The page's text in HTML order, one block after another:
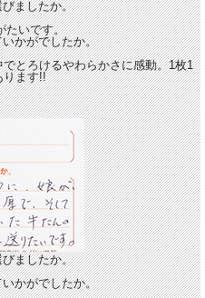
ましたか。
たいです。
かがでしたか。
でとろけるやわらかさに感動。1枚1
ります!!
ましたか。
かがでしたか。